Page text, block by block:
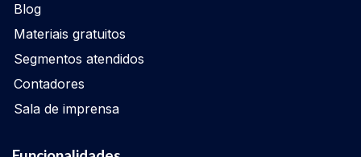
Blog
Materiais gratuitos
Segmentos atendidos
Contadores
Sala de imprensa